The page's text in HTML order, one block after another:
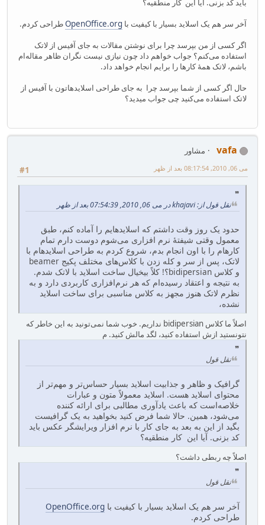
باید کد بزنی. آیا این کار منطقیه؟
آخر سر هم یک اسلاید بسیار با کیفیت با OpenOffice.orgطراحی کردم.
اگر کسی از من بپرسد چرا برای نوشتن مقالات به جای آفیس از لاتک
استفاده می‌کنم؟ جواب خواهم داد چون نیازی نیست نگران ظاهر مقاله‌ام
باشم، لاتک همهٔ کارها را برایم انجام خواهد داد.
حال اگر کسی از شما بپرسد چرا به جای طراحی اسلایدهاتون با آفیس از
لاتک استفاده می‌کنید چی جواب میدید؟
vafa
مشاور
#1
می 06, 2010, 08:17:54 بعد از ظهر
نقل قول از: khajavi در می 06, 2010, 07:54:39 بعد از ظهر
حدود یک روز وقت داشتم که اسلایدهایم را آماده کنم، طبق
معمول وقتی شیفتهٔ نرم افزاری می‌شوم دوست دارم تمام
کارهام را با اون انجام بدم، شروع کردم به طراحی اسلایدهام با
لاتک، پس از سر و کله زدن با کلاس‌های مختلف پکیج beamer
و کلاس bidipersian؟! کلاً بیخیال ساخت اسلاید با لاتک شدم.
به نتیجه و اعتقاد رسیده‌ام که هر نرم‌افزاری کاربردی دارد و به
نظرم لاتک هنوز مجهز به کلاس مناسبی برای ساخت اسلاید
نشده،
اصلاً ما کلاس bidipersian نداریم. خوب شما نمی‌تونید به این خاطر که
نتونستید ازش استفاده کنید، لگد مالش کنید. م
نقل قول
گرافیک و ظاهر و جذابیت اسلاید بسیار حساس‌تر و مهم‌تر از
محتوای اسلاید هست. اسلاید معمولاً متون و عبارات
خلاصه‌است که باعث یادآوری مطالبی برای ارائه کننده
می‌شود، همین. حالا شما فرض کنید بخواهید به یک گرافیست
بگید از این به بعد به جای کار با نرم افزار ویرایشگر عکس باید
کد بزنی. آیا این کار منطقیه؟
اصلاً چه ربطی داشت؟
نقل قول
آخر سر هم یک اسلاید بسیار با کیفیت با OpenOffice.org
طراحی کردم.